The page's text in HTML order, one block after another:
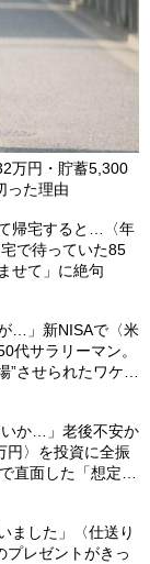
万円・貯蓄5,300
った理由
帰宅すると…〈年
で待っていた85
せて」に絶句
…」新NISAで〈米
代サラリーマン。
”させられたワケ
いか…」老後不安か
円〉を投資に全振
直面した「想定外
ました」〈仕送り
プレゼントがきっ